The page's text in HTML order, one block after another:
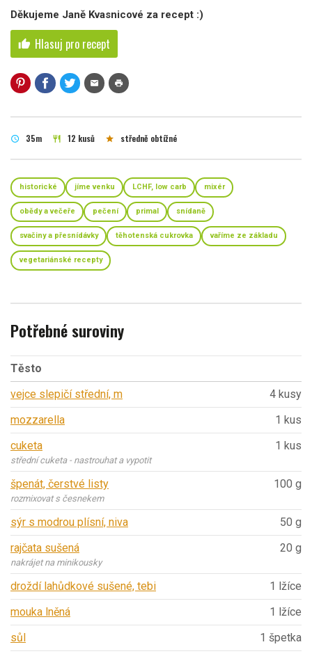
Děkujeme Janě Kvasnicové za recept :)
thumb_up Hlasuj pro recept
mail print
schedule 35m restaurant 12 kusů star středně obtížné
historické jíme venku LCHF, low carb mixér
obědy a večeře pečení primal snídaně
svačiny a přesnídávky těhotenská cukrovka vaříme ze základu
vegetariánské recepty
Potřebné suroviny
Těsto
vejce slepičí střední, m
4 kusy
mozzarella
1 kus
cuketa
střední cuketa - nastrouhat a vypotit
1 kus
špenát, čerstvé listy
rozmixovat s česnekem
100 g
sýr s modrou plísní, niva
50 g
rajčata sušená
nakrájet na minikousky
20 g
droždí lahůdkové sušené, tebi
1 lžíce
mouka lněná
1 lžíce
sůl
1 špetka